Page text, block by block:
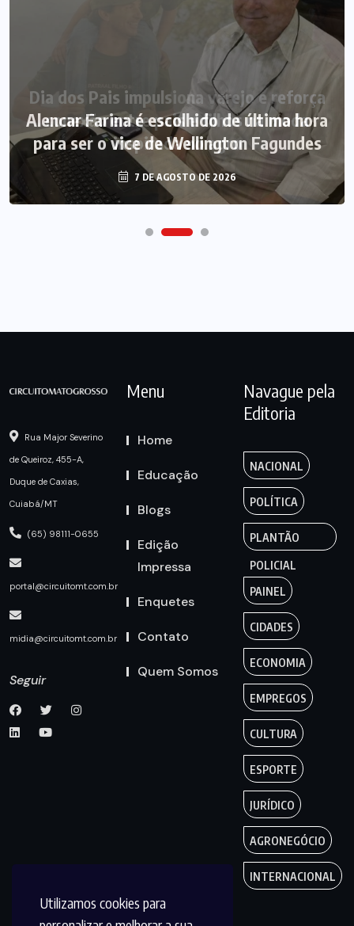
Utilizamos cookies para
Alencar Farina é escolhido de última hora
para ser o vice de Wellington Fagundes
7 DE AGOSTO DE 2026
Rua Major Severino
de Queiroz, 455-A,
Duque de Caxias,
Cuiabá/MT
(65) 98111-0655
portal@circuitomt.com.br
midia@circuitomt.com.br
Seguir
Menu
Home
Educação
Blogs
Edição
Impressa
Enquetes
Contato
Quem Somos
Navague pela
Editoria
NACIONAL
POLÍTICA
PLANTÃO
POLICIAL
PAINEL
CIDADES
ECONOMIA
EMPREGOS
CULTURA
ESPORTE
JURÍDICO
AGRONEGÓCIO
INTERNACIONAL